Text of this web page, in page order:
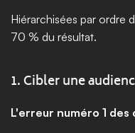
Hiérarchisées par ordre
70 % du résultat.
1. Cibler une
L'erreur numéro 1